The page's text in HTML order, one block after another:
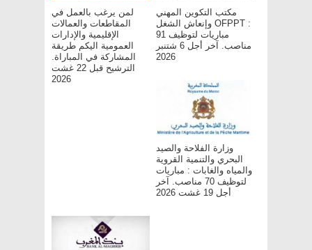
لمن يرغب بالعمل في
المقاطعات والعمالات
الإقليمية والإدارات
العمومية اليكم طريقة
المشاركة في المباراة.
الترشيح قبل 22 غشت
2026
مكتب التكوين المهني
وإنعاش الشغل OFPPT :
مباريات لتوظيف 91
مناصب. آخر أجل 6 شتنبر
2026
وزارة الفلاحة والصيد
البحري والتنمية القروية
والمياه والغابات : مباريات
لتوظيف 70 مناصب. آخر
أجل 19 غشت 2026